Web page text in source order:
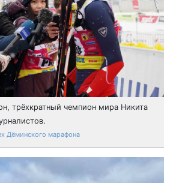
трёхкратный чемпион мира Никита
Дёминского марафона